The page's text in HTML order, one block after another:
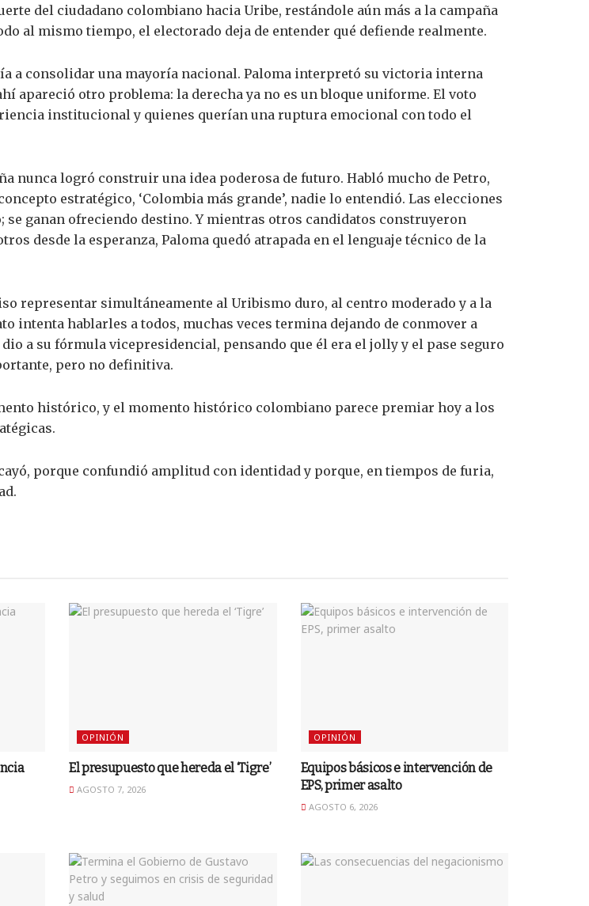
del ciudadano colombiano hacia Uribe, restándole aún más a la campaña
al mismo tiempo, el electorado deja de entender qué defiende realmente.
a consolidar una mayoría nacional. Paloma interpretó su victoria interna
apareció otro problema: la derecha ya no es un bloque uniforme. El voto
institucional y quienes querían una ruptura emocional con todo el
nunca logró construir una idea poderosa de futuro. Habló mucho de Petro,
estratégico, ‘Colombia más grande’, nadie lo entendió. Las elecciones
ganan ofreciendo destino. Y mientras otros candidatos construyeron
desde la esperanza, Paloma quedó atrapada en el lenguaje técnico de la
representar simultáneamente al Uribismo duro, al centro moderado y a la
intenta hablarles a todos, muchas veces termina dejando de conmover a
a su fórmula vicepresidencial, pensando que él era el jolly y el pase seguro
pero no definitiva.
histórico, y el momento histórico colombiano parece premiar hoy a los
porque confundió amplitud con identidad y porque, en tiempos de furia,
OPINIÓN
El presupuesto que hereda el ‘Tigre’
AGOSTO 7, 2026
OPINIÓN
Equipos básicos e intervención de
EPS, primer asalto
AGOSTO 6, 2026